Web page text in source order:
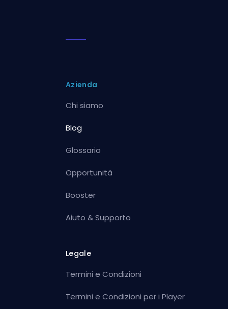
Azienda
Chi siamo
Blog
Glossario
Opportunità
Booster
Aiuto & Supporto
Legale
Termini e Condizioni
Termini e Condizioni per i Player